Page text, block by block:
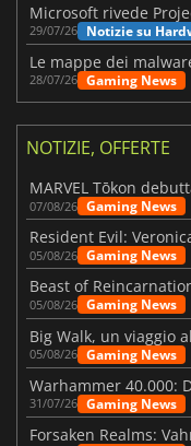
Microsoft rivede
29/07/26 Notizie su
28/07/26 Gaming News
NOTIZIE, OFFERTE
07/08/26 Gaming News
05/08/26 Gaming News
05/08/26 Gaming News
Big Walk, un viaggio
05/08/26 Gaming News
31/07/26 Gaming News